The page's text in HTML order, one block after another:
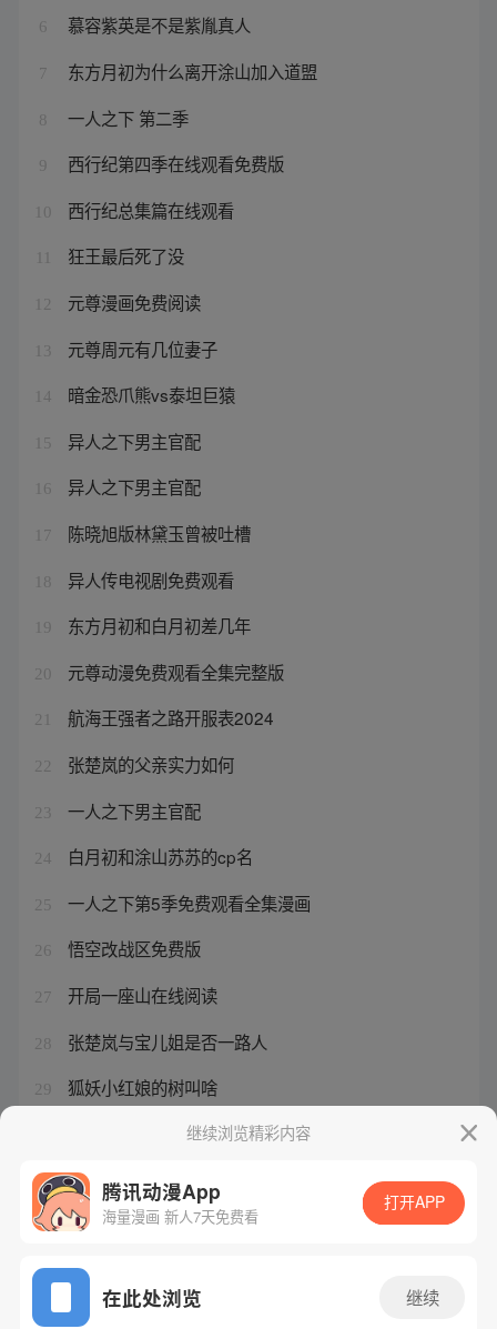
6 慕容紫英是不是紫胤真人
7 东方月初为什么离开涂山加入道盟
8 一人之下 第二季
9 西行纪第四季在线观看免费版
10 西行纪总集篇在线观看
狂王最后死了没
12 元尊漫画免费阅读
13 元尊周元有几位妻子
14 暗金恐爪熊vs泰坦巨猿
15 异人之下男主官配
16 异人之下男主官配
17 陈晓旭版林黛玉曾被吐槽
18 异人传电视剧免费观看
19 东方月初和白月初差几年
20 元尊动漫免费观看全集完整版
21 航海王强者之路开服表2024
22 张楚岚的父亲实力如何
23 一人之下男主官配
24 白月初和涂山苏苏的cp名
25 一人之下第5季免费观看全集漫画
26 悟空改战区免费版
27 开局一座山在线阅读
28 张楚岚与宝儿姐是否一路人
29 狐妖小红娘的树叫啥
一人之下王也有官方cp吗
继续浏览精彩内容
腾讯动漫App
海量漫画 新人7天免费看
打开APP
在此处浏览 继续
网站备案/许可证号：粤B2-20090059-5
Copyright©1998 - 2026 Tencent. All Rights Reserved